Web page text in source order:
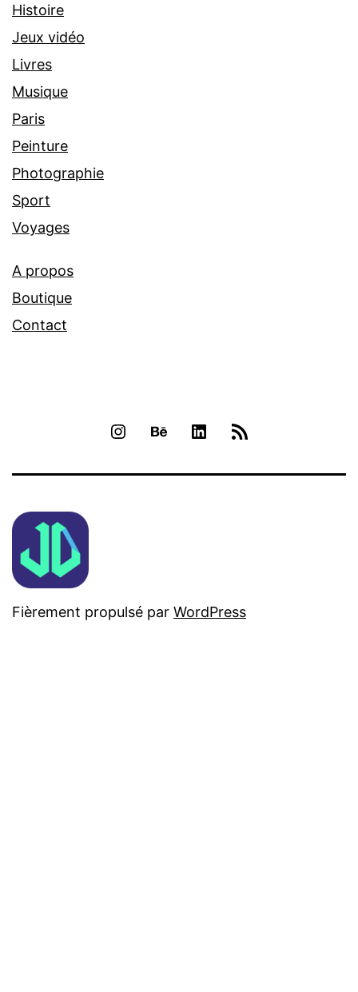
Histoire
Jeux vidéo
Livres
Musique
Paris
Peinture
Photographie
Sport
Voyages
A propos
Boutique
Contact
INSTAGRAM
BEHANCELINKEDIN
Fièrement propulsé par WordPress